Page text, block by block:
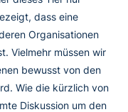
dass eine
Organisationen
Vielmehr müssen wir
bewusst von den
Wie die kürzlich von
Diskussion um den